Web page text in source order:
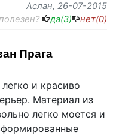
Аслан, 26-07-2015
да(3) нет(0)
Прага
и красиво
Материал из
легко моется и